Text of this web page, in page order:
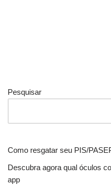
Pesquisar
Como resgatar seu PIS/
Descubra agora qual óculos
app